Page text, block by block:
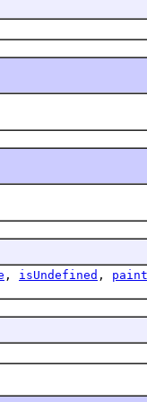
, isUndefined ,